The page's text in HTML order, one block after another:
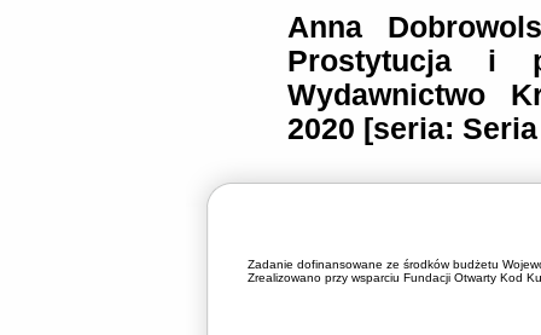
Anna
Prostytucja i
Wydawnictwo
2020 [seria:
Zadanie dofinansowane ze środków budżetu
Zrealizowano przy wsparciu Fundacji Otwarty Kod